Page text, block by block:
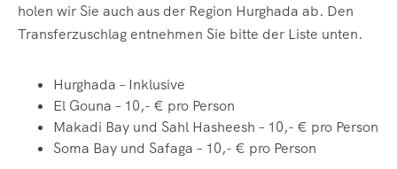
holen wir Sie auch aus der Region Hurghada ab. Den
Transferzuschlag entnehmen Sie bitte der Liste unten.
Hurghada – Inklusive
El Gouna – 10,- € pro Person
Makadi Bay und Sahl Hasheesh – 10,- € pro Person
Soma Bay und Safaga – 10,- € pro Person